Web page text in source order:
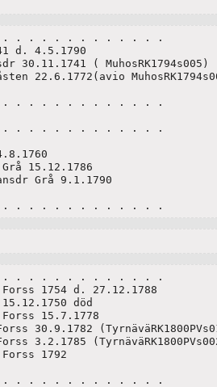
. . . . . . . . . . . .
d. 4.5.1790
30.11.1741 ( MuhosRK1794s005)
22.6.1772(avio
. . . . . . . . . . . .
. . . . . . . . . . . .
15.12.1786
Grå 9.1.1790
. . . . . . . . . . . .
. . . . . . . . . . . .
1754 d. 27.12.1788
död
15.7.1778
30.9.1782
3.2.1785
1792
. . . . . . . . . . . .